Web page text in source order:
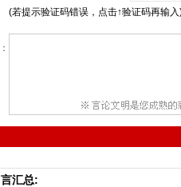
(若提示验证码错误，点击↑验证码再输入
汇总: